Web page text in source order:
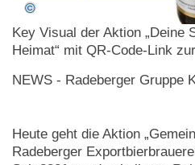
Key Visual der Aktion „Deine
Heimat“ mit QR-Code-Link
NEWS - Radeberger Gruppe
Heute geht die Aktion
Radeberger